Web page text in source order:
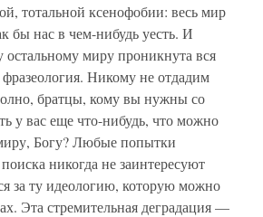
тотальной ксенофобии: весь мир
бы нас в чем-нибудь уесть. И
остальному миру проникнута вся
Никому не отдадим
братцы, кому вы нужны со
у вас еще что-нибудь, что можно
Богу? Любые попытки
никогда не заинтересуют
за ту идеологию, которую можно
Эта стремительная деградация —